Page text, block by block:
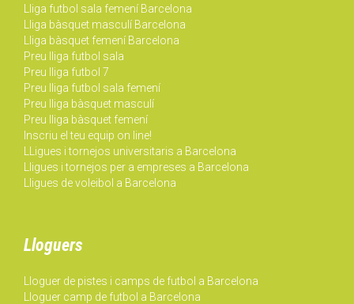
Lliga futbol sala femení Barcelona
Lliga bàsquet masculí Barcelona
Lliga bàsquet femení Barcelona
Preu lliga futbol sala
Preu lliga futbol 7
Preu lliga futbol sala femení
Preu lliga bàsquet masculí
Preu lliga bàsquet femení
Inscriu el teu equip on line!
LLigues i tornejos universitaris a Barcelona
Lligues i tornejos per a empreses a Barcelona
Lligues de voleibol a Barcelona
Lloguers
Lloguer de pistes i camps de futbol a Barcelona
Lloguer camp de futbol a Barcelona